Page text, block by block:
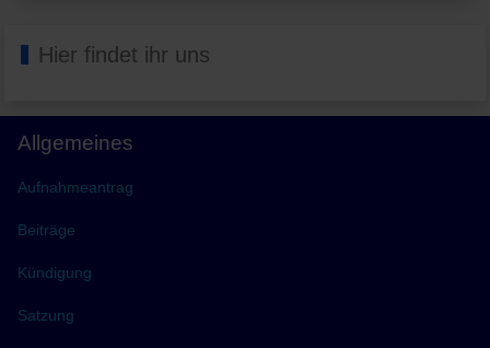
Hier findet ihr uns
Allgemeines
Aufnahmeantrag
Beiträge
Kündigung
Satzung